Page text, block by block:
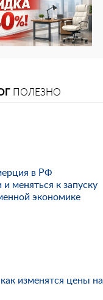
ПОЛЕЗНО
в РФ
меняться к запуску
экономике
изменятся цены на